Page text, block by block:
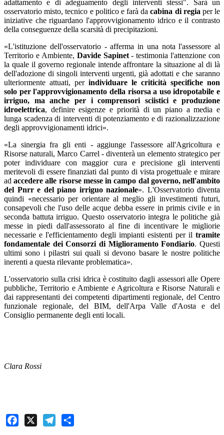
adattamento e di adeguamento degli interventi stessi". Sarà un
osservatorio misto, tecnico e politico e farà dacabina di regia per le
iniziative che riguardano l'approvvigionamento idrico e il contrasto
della conseguenze della scarsità di precipitazioni.
«L'istituzione dell'osservatorio - afferma in una nota l'assessore al
Territorio e Ambiente, Davide Sapinet- testimonia l'attenzione con
la quale il governo regionale intende affrontare la situazione al di là
dell'adozione di singoli interventi urgenti, già adottati e che saranno
ulteriormente attuati, per individuare le criticità specifiche non
solo per l'approvvigionamento della risorsa a uso idropotabile e
irriguo, ma anche per i comprensori sciistici e produzione
idroelettrica, definire esigenze e priorità di un piano a media e
lunga scadenza di interventi di potenziamento e di razionalizzazione
degli approvvigionamenti idrici».
«La sinergia fra gli enti - aggiunge l'assessore all'Agricoltura e
Risorse naturali, Marco Carrel - diventerà un elemento strategico per
poter individuare con maggior cura e precisione gli interventi
meritevoli di essere finanziati dal punto di vista progettuale e mirare
adaccedere alle risorse messe in campo dal governo, nell'ambito
del Pnrr e del piano irriguo nazionale». L'Osservatorio diventa
quindi «necessario per orientare al meglio gli investimenti futuri,
consapevoli che l'uso delle acque debba essere in primis civile e in
seconda battuta irriguo. Questo osservatorio integra le politiche già
messe in piedi dall'assessorato al fine di incentivare le migliorie
necessarie e l'efficientamento degli impianti esistenti per il tramite
fondamentale dei Consorzi di Miglioramento Fondiario. Questi
ultimi sono i pilastri sui quali si devono basare le nostre politiche
inerenti a questa rilevante problematica».
L'osservatorio sulla crisi idrica è costituito dagli assessori alle Opere
pubbliche, Territorio e Ambiente e Agricoltura e Risorse Naturali e
dai rappresentanti dei competenti dipartimenti regionale, del Centro
funzionale regionale, del BIM, dell'Arpa Valle d'Aosta e del
Consiglio permanente degli enti locali.
Clara Rossi